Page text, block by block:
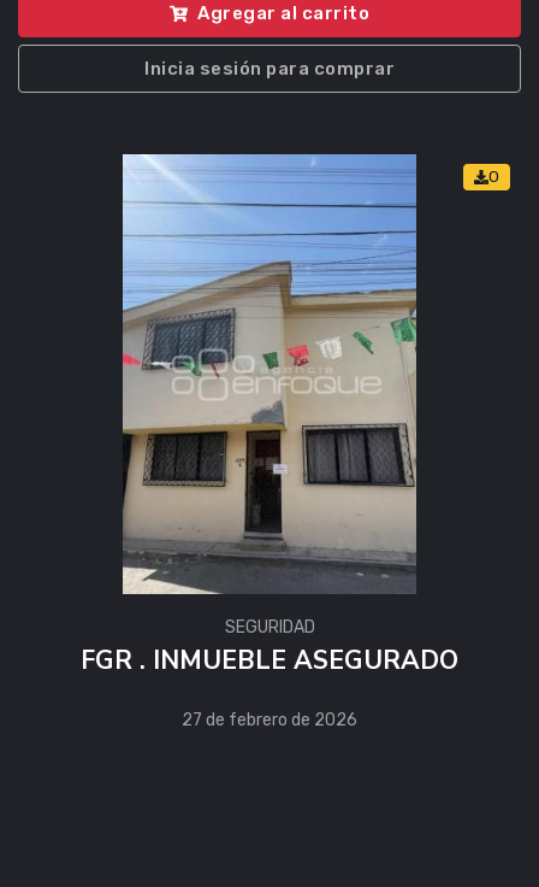
Agregar al carrito
Inicia sesión para comprar
0
SEGURIDAD
FGR . INMUEBLE ASEGURADO
27 de febrero de 2026